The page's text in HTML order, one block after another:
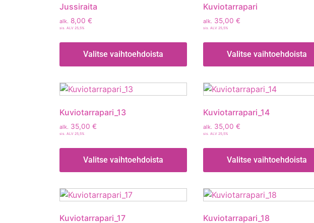
Jussiraita
alk. 8,00 €
sis. ALV 25,5%
Valitse vaihtoehdoista
Kuviotarrapari
alk. 35,00 €
sis. ALV 25,5%
Valitse vaihtoehdoista
Kuviotarrapari_13
alk. 35,00 €
sis. ALV 25,5%
Valitse vaihtoehdoista
Kuviotarrapari_14
alk. 35,00 €
sis. ALV 25,5%
Valitse vaihtoehdoista
Kuviotarrapari_17 Kuviotarrapari_18